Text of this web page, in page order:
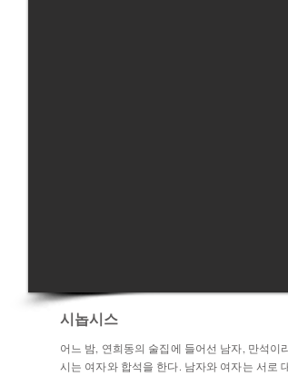
시놉시스
어느 밤, 연희동의 술집에 들어선 남자, 만석이
시는 여자와 합석을 한다. 남자와 여자는 서로